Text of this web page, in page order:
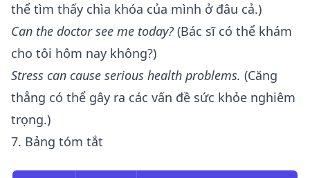
thể tìm thấy chìa khóa của mình ở đâu cả.)
Can the doctor see me today? (Bác sĩ có thể khám
cho tôi hôm nay không?)
Stress can cause serious health problems. (Căng
thẳng có thể gây ra các vấn đề sức khỏe nghiêm
trọng.)
7. Bảng tóm tắt